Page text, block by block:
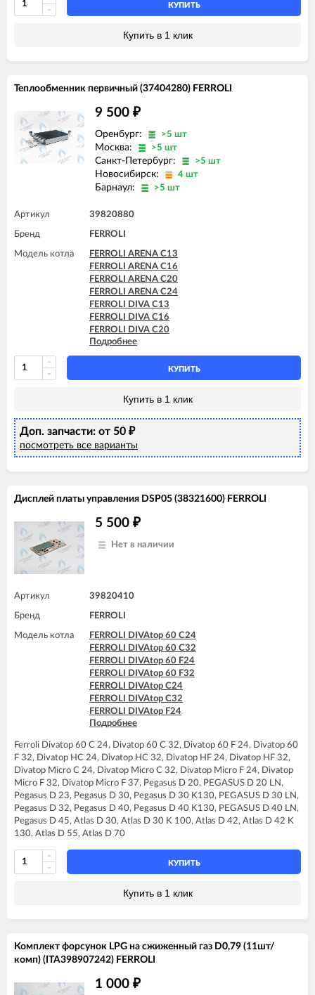
FERROLI DIVA F32
FERROLI DIVA F37
FERROLI DIVAproject F24
FERROLI DIVAtech F32 D
FERROLI DIVAtop micro C24
FERROLI DIVAtop micro C32
FERROLI DIVAtop micro F24
FERROLI DIVAtop micro F32
FERROLI DIVAtop micro F37
FERROLI DIVAtop micro LN C24
FERROLI DIVAtop micro LN F24
FERROLI DIVAtop ST C24
FERROLI DIVAtop ST F24
FERROLI DIVAtop ST F32
КУПИТЬ
Купить в 1 клик
Теплообменник первичный (37404280) FERROLI
9 500 ₽
Оренбург: >5 шт
Москва: >5 шт
Санкт-Петербург: >5 шт
Новосибирск: 4 шт
Барнаул: >5 шт
Артикул 39820880
Бренд FERROLI
Модель котла
FERROLI ARENA C13
FERROLI ARENA C16
FERROLI ARENA C20
FERROLI ARENA C24
FERROLI DIVA C13
FERROLI DIVA C16
FERROLI DIVA C20
FERROLI DIVA C24
FERROLI DIVA HC24
FERROLI DIVAtech C24 D
FERROLI DIVAtop C24
FERROLI DIVAtop micro C24
FERROLI DIVAtop ST C24
Подробнее
КУПИТЬ
Купить в 1 клик
Доп. запчасти: от 50 ₽
посмотреть все варианты
Дисплей платы управления DSP05 (38321600) FERROLI
5 500 ₽
Нет в наличии
Артикул 39820410
Бренд FERROLI
Модель котла
FERROLI DIVAtop 60 C24
FERROLI DIVAtop 60 C32
FERROLI DIVAtop 60 F24
FERROLI DIVAtop 60 F32
FERROLI DIVAtop C24
FERROLI DIVAtop C32
FERROLI DIVAtop F24
FERROLI DIVAtop F32
FERROLI DIVAtop HC24
FERROLI DIVAtop HC32
FERROLI DIVAtop HF24
FERROLI DIVAtop HF32
FERROLI DIVAtop Low Nox C24
FERROLI DIVAtop Low Nox C32
FERROLI DIVAtop Low Nox F24
FERROLI DIVAtop Low Nox F32
FERROLI DIVAtop micro C24
FERROLI DIVAtop micro C32
FERROLI DIVAtop micro F24
FERROLI DIVAtop micro F32
FERROLI DIVAtop micro F37
FERROLI DIVAtop micro LN F32
FERROLI DIVAtop ST C24
FERROLI DIVAtop ST C32
FERROLI DIVAtop ST F24
Подробнее
Ferroli Divatop 60 C 24, Divatop 60 C 32, Divatop 60 F 24, Divatop 60
F 32, Divatop HC 24, Divatop HC 32, Divatop HF 24, Divatop HF 32,
Divatop Micro C 24, Divatop Micro C 32, Divatop Micro F 24, Divatop
Micro F 32, Divatop Micro F 37, Pegasus D 20, PEGASUS D 20 LN,
Pegasus D 23, Pegasus D 30, Pegasus D 30 K130, PEGASUS D 30 LN,
Pegasus D 32, Pegasus D 40, Pegasus D 40 K130, PEGASUS D 40 LN,
Pegasus D 45, Atlas D 30, Atlas D 30 K 100, Atlas D 42, Atlas D 42 K
130, Atlas D 55, Atlas D 70
КУПИТЬ
Купить в 1 клик
Комплект форсунок LPG на сжиженный газ D0,79 (11шт/
комп) (ITA398907242) FERROLI
1 000 ₽